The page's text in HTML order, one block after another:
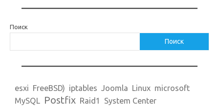
Поиск
Поиск
esxi FreeBSD) iptables Joomla Linux microsoft
MySQL Postfix Raid1 System Center